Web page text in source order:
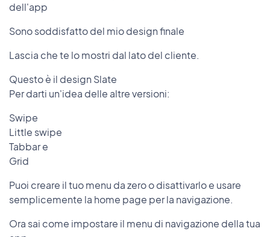
dell'app
Sono soddisfatto del mio design finale
Lascia che te lo mostri dal lato del cliente.
Questo è il design Slate
Per darti un'idea delle altre versioni:
Swipe
Little swipe
Tabbar e
Grid
Puoi creare il tuo menu da zero o disattivarlo e usare
semplicemente la home page per la navigazione.
Ora sai come impostare il menu di navigazione della tua